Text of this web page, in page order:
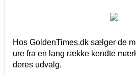
Hos GoldenTimes.dk sælger de
ure fra en lang række kendte
deres udvalg.